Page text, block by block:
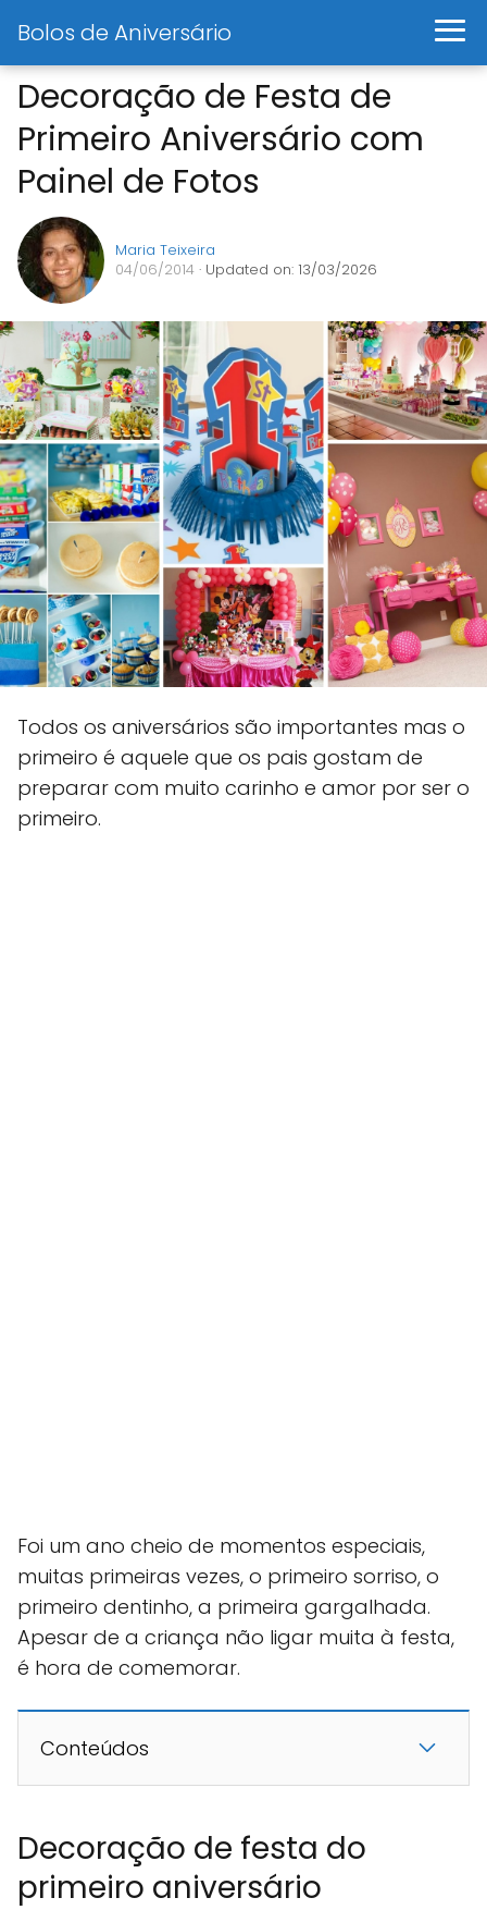
Bolos de Aniversário
Decoração de Festa de
Primeiro Aniversário com
Painel de Fotos
Maria Teixeira
04/06/2014 · Updated on: 13/03/2026
Todos os aniversários são importantes mas o
primeiro é aquele que os pais gostam de
preparar com muito carinho e amor por ser o
primeiro.
Foi um ano cheio de momentos especiais,
muitas primeiras vezes, o primeiro sorriso, o
primeiro dentinho, a primeira gargalhada.
Apesar de a criança não ligar muita à festa,
é hora de comemorar.
Conteúdos
Decoração de festa do
primeiro aniversário